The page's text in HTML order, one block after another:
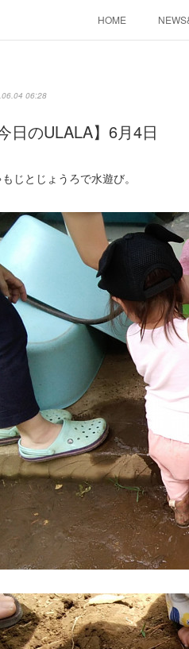
HOME
06:28
今日のULALA】6月4日
もじとじょうろで水遊び。